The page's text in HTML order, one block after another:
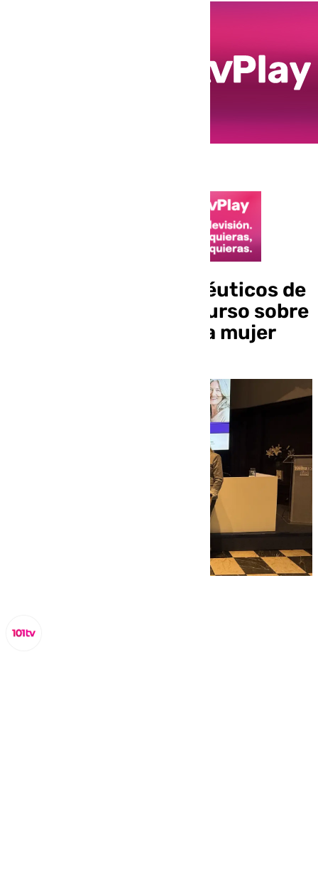
El Colegio de Farmacéuticos de
Sevilla presenta un curso sobre
salud diferencial de la mujer